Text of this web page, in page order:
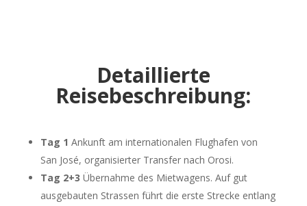
Detaillierte
Reisebeschreibung:
Tag 1 Ankunft am internationalen Flughafen von
San José, organisierter Transfer nach Orosi.
Tag 2+3 Übernahme des Mietwagens. Auf gut
ausgebauten Strassen führt die erste Strecke entlang